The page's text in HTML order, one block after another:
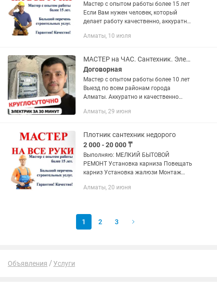
Мастер с опытом работы более 15 лет
Если Вам нужен человек, который
делает работу качественно, аккуратно
Почему клиенты обращаются ко мне
Алматы, 10 июля
МАСТЕР на ЧАС. Сантехник. Электрик. Прочистка канализации.
Договорная
Мастер с опытом работы более 10 лет
Выезд по всем районам города
Алматы. Аккуратно и качественно
офису. Большой перечень
электрик,...
Алматы, 29 июня
Плотник сантехник недорого
2 000 - 20 000 ₸
Выполняю: МЕЛКИЙ БЫТОВОЙ
РЕМОНТ Установка карниза Повещать
карниз Установка жалюзи Монтаж
кронштейн для телевизора Установка
Алматы, 20 июня
1 2 3
Объявления Услуги